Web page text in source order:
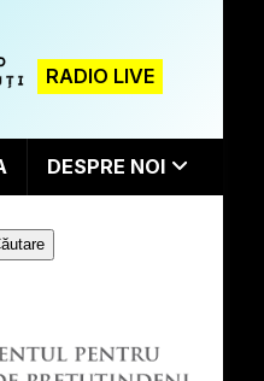
RADIO LIVE
DESPRE NOI